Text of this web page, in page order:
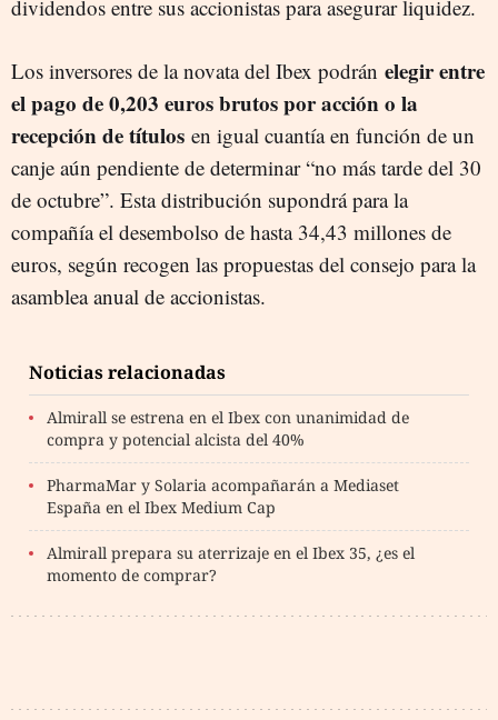
dividendos entre sus accionistas para asegurar liquidez.
Los inversores de la novata del Ibex podrán elegir entre
el pago de 0,203 euros brutos por acción o la
recepción de títulos en igual cuantía en función de un
canje aún pendiente de determinar “no más tarde del 30
de octubre”. Esta distribución supondrá para la
compañía el desembolso de hasta 34,43 millones de
euros, según recogen las propuestas del consejo para la
asamblea anual de accionistas.
Noticias relacionadas
Almirall se estrena en el Ibex con unanimidad de
compra y potencial alcista del 40%
PharmaMar y Solaria acompañarán a Mediaset
España en el Ibex Medium Cap
Almirall prepara su aterrizaje en el Ibex 35, ¿es el
momento de comprar?